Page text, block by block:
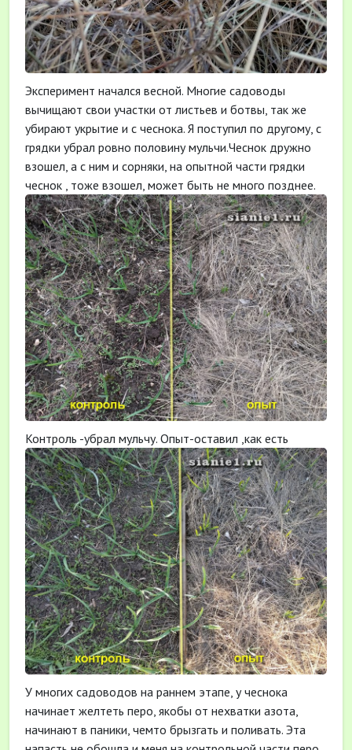
Эксперимент начался весной. Многие садоводы
вычищают свои участки от листьев и ботвы, так же
убирают укрытие и с чеснока. Я поступил по другому, с
грядки убрал ровно половину мульчи.Чеснок дружно
взошел, а с ним и сорняки, на опытной части грядки
чеснок , тоже взошел, может быть не много позднее.
Контроль -убрал мульчу. Опыт-оставил ,как есть
У многих садоводов на раннем этапе, у чеснока
начинает желтеть перо, якобы от нехватки азота,
начинают в паники, чемто брызгать и поливать. Эта